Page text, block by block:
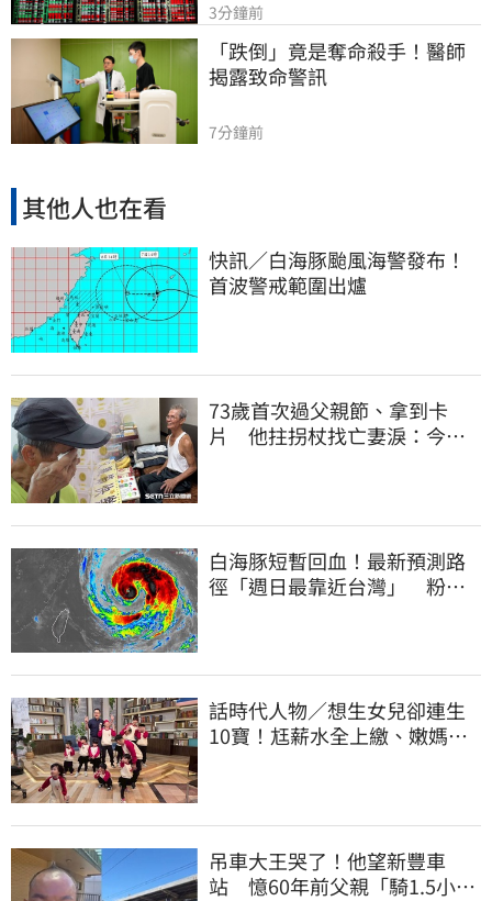
3分鐘前
「跌倒」竟是奪命殺手！醫師
揭露致命警訊
7分鐘前
其他人也在看
快訊／白海豚颱風海警發布！
首波警戒範圍出爐
73歲首次過父親節、拿到卡
片 他拄拐杖找亡妻淚：今天
白海豚短暫回血！最新預測路
徑「週日最靠近台灣」 粉
話時代人物／想生女兒卻連生
10寶！尪薪水全上繳、嫩媽吐
吊車大王哭了！他望新豐車
站 憶60年前父親「騎1.5小時